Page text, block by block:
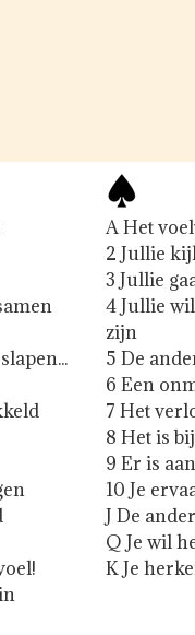
A Het
2 Jullie
3 Jullie
4 Jullie
zijn
5 De
6 Een
7 Het
8 Het is
9 Er is
10 Je
J De
Q Je wil
K Je